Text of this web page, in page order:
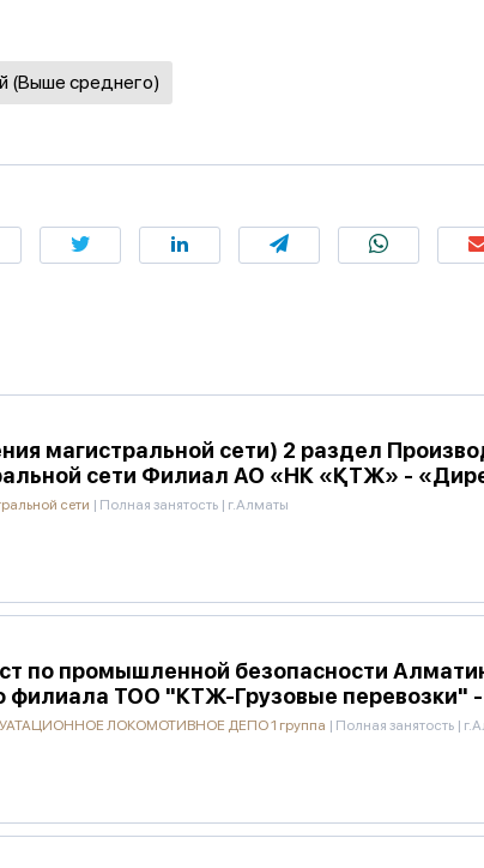
(Выше среднего)
магистральной сети) 2 раздел
сети Филиал АО «НК «ҚТЖ» -
сети | Полная занятость | г.Алматы
по промышленной безопасности
филиала ТОО "КТЖ-Грузовые перевозки"
ЛОКОМОТИВНОЕ ДЕПО 1 группа | Полная занятость |